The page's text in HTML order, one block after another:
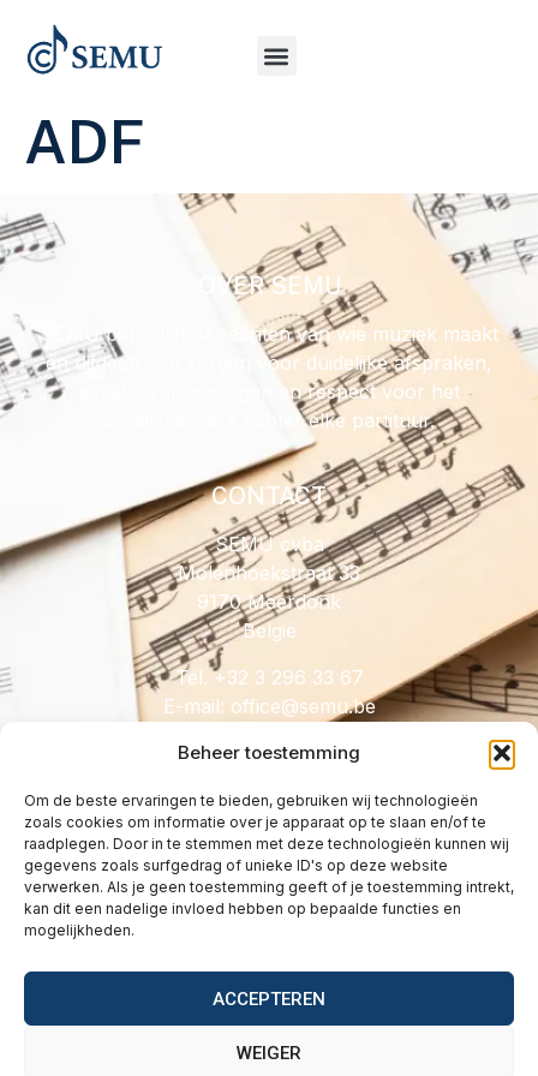
Beheer toestemming
Om de beste ervaringen te bieden, gebruiken wij technologieën
zoals cookies om informatie over je apparaat op te slaan en/of te
raadplegen. Door in te stemmen met deze technologieën kunnen wij
gegevens zoals surfgedrag of unieke ID's op deze website
verwerken. Als je geen toestemming geeft of je toestemming intrekt,
kan dit een nadelige invloed hebben op bepaalde functies en
mogelijkheden.
ACCEPTEREN
WEIGER
ADF
OVER SEMU
SEMU behartigt de rechten van wie muziek maakt
en uitgeeft. We zorgen voor duidelijke afspraken,
eerlijke vergoedingen en respect voor het
creatieve werk achter elke partituur.
CONTACT
SEMU cvba
Molenhoekstraat 33
9170 Meerdonk
België
Tel. +32 3 296 33 67
E-mail:
eb.umes
@eciffo
HANDIG
Licenties
Tarieven
Wetgeving
Vragen
Contact